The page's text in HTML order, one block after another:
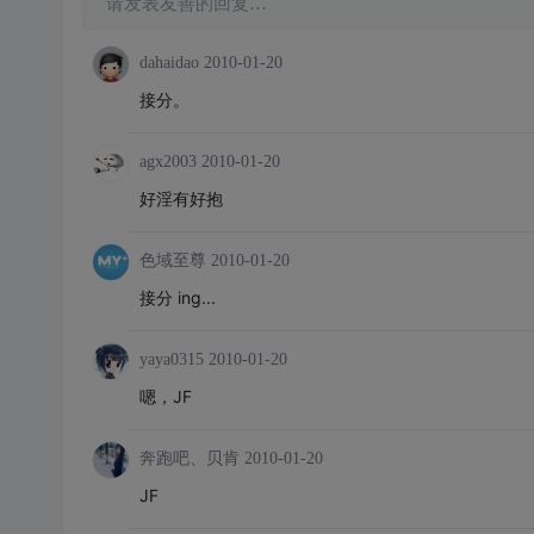
dahaidao 2010-01-20
接分。
agx2003 2010-01-20
好淫有好抱
色域至尊 2010-01-20
接分 ing...
yaya0315 2010-01-20
嗯，JF
奔跑吧、贝肯 2010-01-20
JF